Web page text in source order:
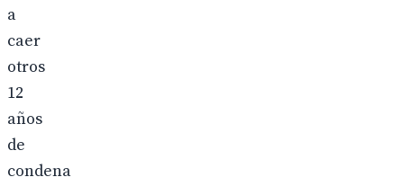
a
caer
otros
12
años
de
condena